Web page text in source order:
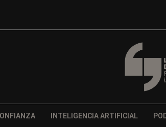
INTELIGENCIA ARTIFICIAL